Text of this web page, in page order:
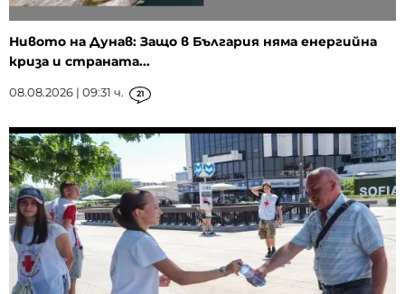
Нивото на Дунав: Защо в България няма енергийна
криза и страната...
08.08.2026 | 09:31 ч. 21